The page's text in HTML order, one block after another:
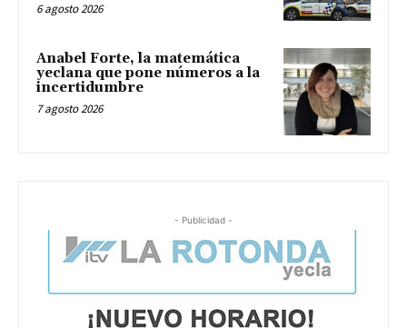
6 agosto 2026
Anabel Forte, la matemática
yeclana que pone números a la
incertidumbre
7 agosto 2026
- Publicidad -